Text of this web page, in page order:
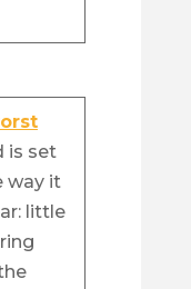
is set
way it
little